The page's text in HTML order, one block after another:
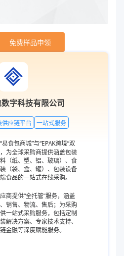
免费样品申领
字科技有限公司
应链平台 一站式服务
易食包商城”与“EPAK跨境”双
为全球采购商提供涵盖包装
（纸、塑、铝、玻璃）、食
（袋、盒、罐）、包装设备
食品的一站式在线采购。
商提供“全托管”服务，涵盖
销售、物流、售后；为采购
一站式采购服务，包括定制
解决方案、专家技术支持、
金融等深度赋能服务。